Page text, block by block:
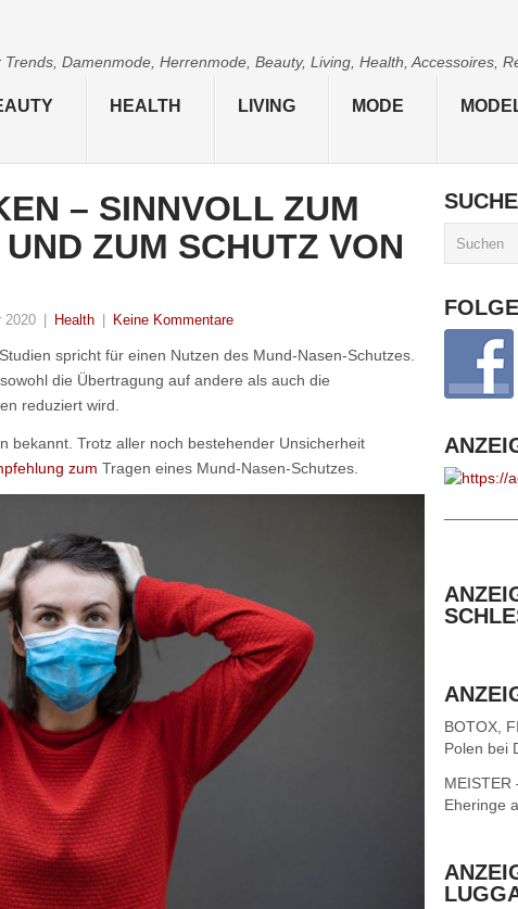
Damenmode, Herrenmode, Beauty, Living, Health, Accessoires,
HEALTH LIVING MODE
– SINNVOLL ZUM
ZUM SCHUTZ VON
2020 Health Keine Kommentare
spricht für einen Nutzen des Mund-Nasen-Schutzes.
die Übertragung auf andere als auch die
reduziert wird.
bekannt. Trotz aller noch bestehender Unsicherheit
zum Tragen eines Mund-Nasen-Schutzes.
SUCHE
BOTOX,
Polen bei
MEISTER
Eheringe